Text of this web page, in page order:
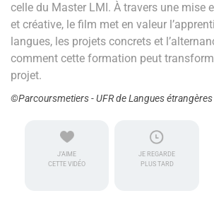
celle du Master LMI. À travers une mise
et créative, le film met en valeur
langues, les projets concrets et
comment cette formation peut
projet.
©Parcoursmetiers - UFR de Langues
J'AIME
CETTE VIDÉO
JE REGARDE
PLUS TARD